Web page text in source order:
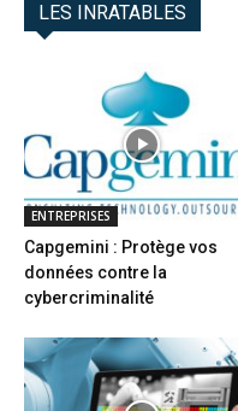
LES INRATABLES
ENTREPRISES
Capgemini : Protège vos
données contre la
cybercriminalité